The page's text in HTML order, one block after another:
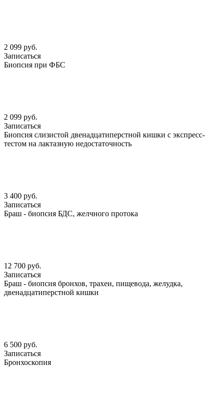
2 099 руб.
Записаться
Биопсия при ФБС
2 099 руб.
Записаться
Биопсия слизистой двенадцатиперстной кишки с экспресс-
тестом на лактазную недостаточность
3 400 руб.
Записаться
Браш - биопсия БДС, желчного протока
12 700 руб.
Записаться
Браш - биопсия бронхов, трахеи, пищевода, желудка,
двенадцатиперстной кишки
6 500 руб.
Записаться
Бронхоскопия